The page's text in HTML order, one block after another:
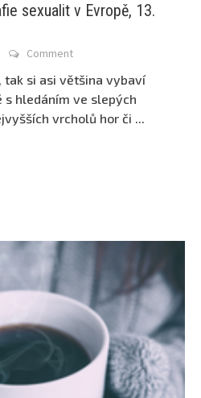
sexualit v Evropě, 13.
Comment
tak si asi většina vybaví
s hledáním ve slepých
vrcholů hor či ...